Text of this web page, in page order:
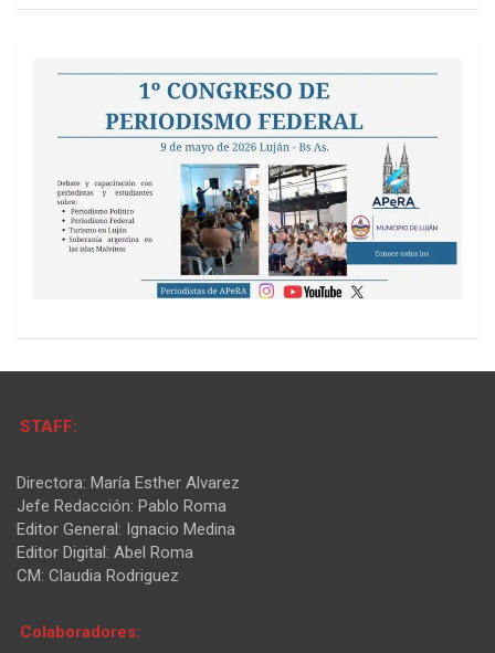
STAFF:
Directora: María Esther Alvarez
Jefe Redacción: Pablo Roma
Editor General: Ignacio Medina
Editor Digital: Abel Roma
CM: Claudia Rodriguez
Colaboradores: